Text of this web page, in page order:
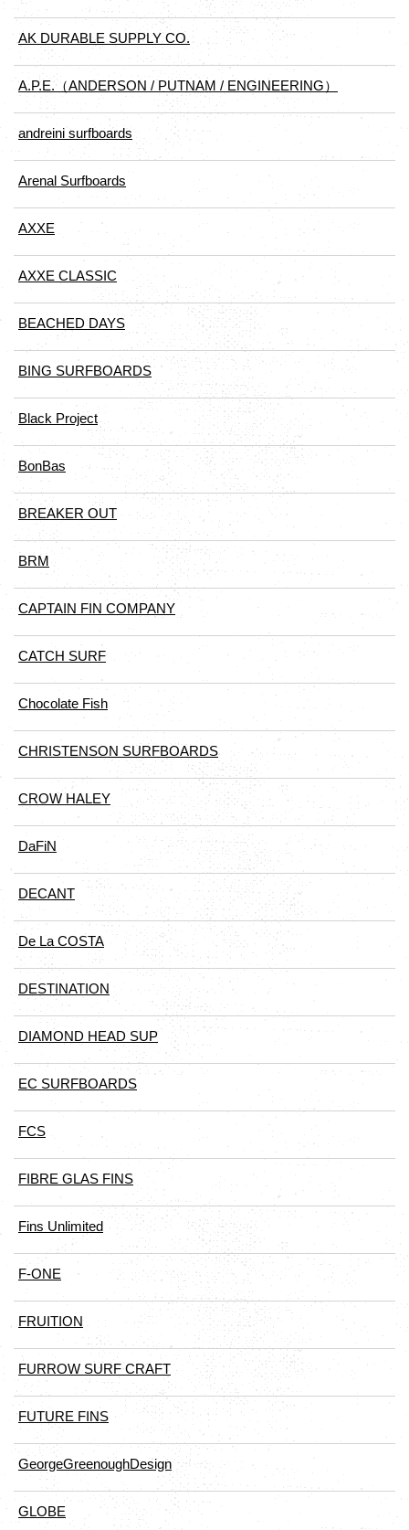
AK DURABLE SUPPLY CO.
A.P.E.（ANDERSON / PUTNAM / ENGINEERING）
andreini surfboards
Arenal Surfboards
AXXE
AXXE CLASSIC
BEACHED DAYS
BING SURFBOARDS
Black Project
BonBas
BREAKER OUT
BRM
CAPTAIN FIN COMPANY
CATCH SURF
Chocolate Fish
CHRISTENSON SURFBOARDS
CROW HALEY
DaFiN
DECANT
De La COSTA
DESTINATION
DIAMOND HEAD SUP
EC SURFBOARDS
FCS
FIBRE GLAS FINS
Fins Unlimited
F-ONE
FRUITION
FURROW SURF CRAFT
FUTURE FINS
GeorgeGreenoughDesign
GLOBE